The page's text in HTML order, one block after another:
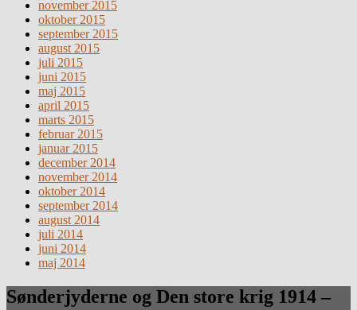
november 2015
oktober 2015
september 2015
august 2015
juli 2015
juni 2015
maj 2015
april 2015
marts 2015
februar 2015
januar 2015
december 2014
november 2014
oktober 2014
september 2014
august 2014
juli 2014
juni 2014
maj 2014
Sønderjyderne og Den store krig 1914 –